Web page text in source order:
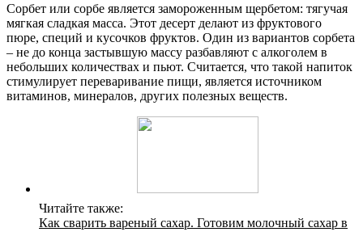
Сорбет или сорбе является замороженным щербетом: тягучая
мягкая сладкая масса. Этот десерт делают из фруктового
пюре, специй и кусочков фруктов. Один из вариантов сорбета
– не до конца застывшую массу разбавляют с алкоголем в
небольших количествах и пьют. Считается, что такой напиток
стимулирует переваривание пищи, является источником
витаминов, минералов, других полезных веществ.
Читайте также:
Как сварить вареный сахар. Готовим молочный сахар в